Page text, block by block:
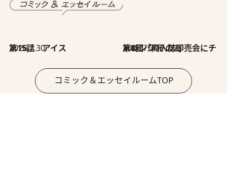
2026.7.30
第15話 アイス 2026.7.30
第8回「同人誌即売会にチャレンジ その2」
コミック＆エッセイルームTOP